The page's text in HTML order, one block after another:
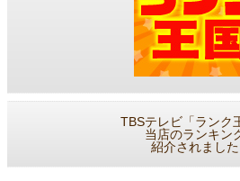
TBSテレビ「ランク
当店のランキン
紹介されました